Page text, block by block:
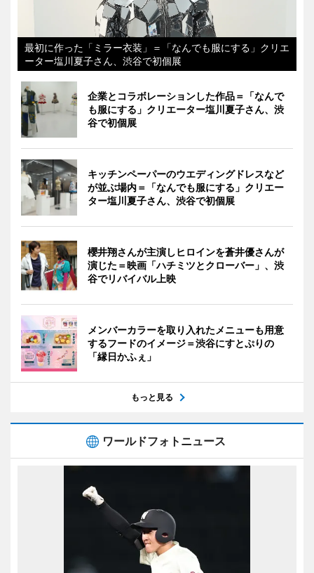
最初に作った「ミラー衣装」＝「なんでも服にする」クリエ
ーター塩川夏子さん、渋谷で初個展
企業とコラボレーションした作品＝「なんで
も服にする」クリエーター塩川夏子さん、渋
谷で初個展
キッチンペーパーのウエディングドレスなど
が並ぶ場内＝「なんでも服にする」クリエー
ター塩川夏子さん、渋谷で初個展
櫻井翔さんが主演しヒロインを蒼井優さんが
演じた＝映画「ハチミツとクローバー」、渋
谷でリバイバル上映
メンバーカラーを取り入れたメニューも用意
するフードのイメージ＝渋谷にすとぷりの
「縁日かふぇ」
もっと見る
ワールドフォトニュース